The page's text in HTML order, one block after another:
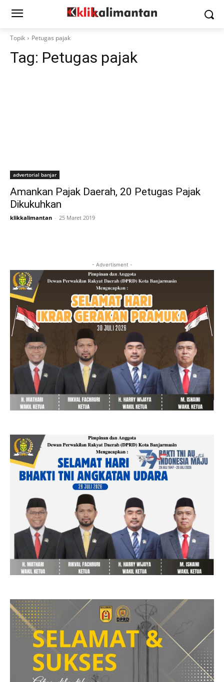
Topik Petugas pajak
Tag: Petugas pajak
advertorial banjar
Amankan Pajak Daerah, 20 Petugas Pajak
Dikukuhkan
klikkalimantan - 25 Maret 2019
- Advertisment -